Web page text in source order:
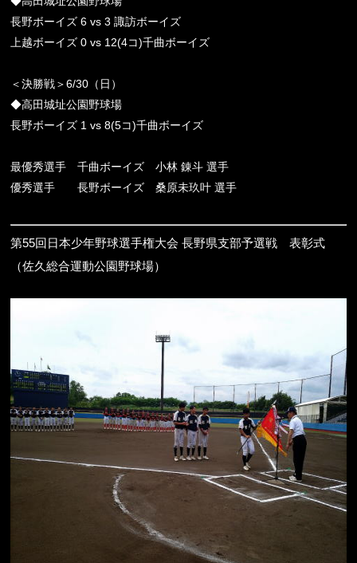
長野ボーイズ 6 vs 3 諏訪ボーイズ
上越ボーイズ 0 vs 12(4コ)千曲ボーイズ
＜決勝戦＞6/30（日）
◆高田城址公園野球場
長野ボーイズ 1 vs 8(5コ)千曲ボーイズ
最優秀選手 千曲ボーイズ 小林 錬斗 選手
優秀選手 長野ボーイズ 桑原未玖叶 選手
第55回日本少年野球選手権大会 長野県支部予選戦 表彰式
（佐久総合運動公園野球場）